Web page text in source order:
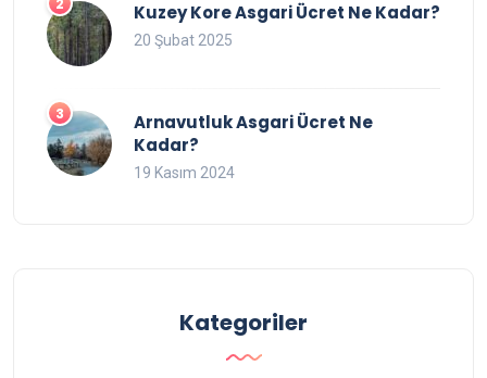
Kuzey Kore Asgari Ücret Ne Kadar?
20 Şubat 2025
Arnavutluk Asgari Ücret Ne
Kadar?
19 Kasım 2024
Kategoriler